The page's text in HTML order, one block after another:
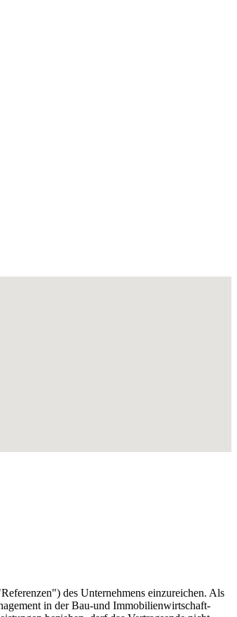
des Unternehmens einzureichen. Als
in der Bau-und Immobilienwirtschaft-